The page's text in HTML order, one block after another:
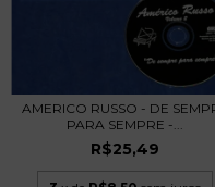
AMERICO RUSSO - DE
PARA SEMPRE -...
R$25,49